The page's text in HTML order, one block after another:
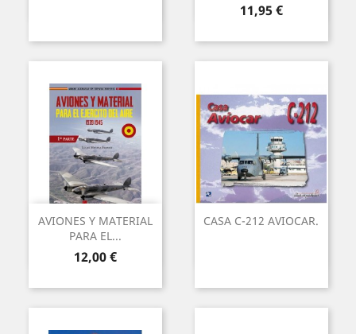
Preu
11,95 €
AVIONES Y MATERIAL
PARA EL...
Preu
12,00 €
CASA C-212 AVIOCAR.